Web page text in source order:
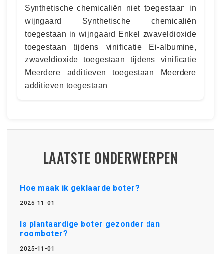
Synthetische chemicaliën niet toegestaan in
wijngaard Synthetische chemicaliën
toegestaan in wijngaard Enkel zwaveldioxide
toegestaan tijdens vinificatie Ei-albumine,
zwaveldioxide toegestaan tijdens vinificatie
Meerdere additieven toegestaan Meerdere
additieven toegestaan
LAATSTE ONDERWERPEN
Hoe maak ik geklaarde boter?
2025-11-01
Is plantaardige boter gezonder dan
roomboter?
2025-11-01